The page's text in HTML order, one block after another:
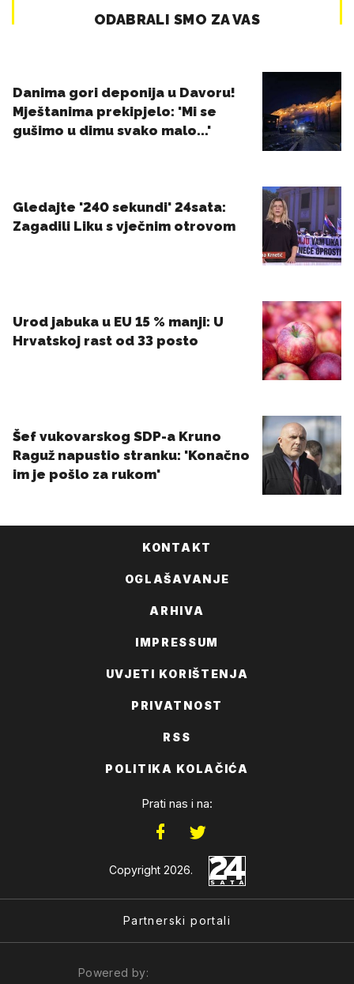
KONTAKT
OGLAŠAVANJE
ARHIVA
IMPRESSUM
UVJETI KORIŠTENJA
PRIVATNOST
RSS
POLITIKA KOLAČIĆA
Prati nas i na:
Copyright 2026.
Partnerski portali
Powered by: